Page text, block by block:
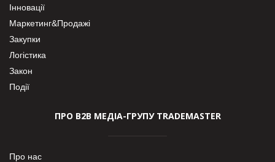
Інновації
Маркетинг&Продажі
Закупки
Логістика
Закон
Події
ПРО В2В МЕДІА-ГРУПУ TRADEMASTER
Про нас